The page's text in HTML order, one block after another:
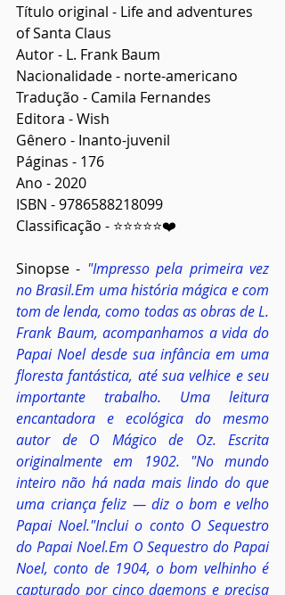
Título original - Life and adventures
of Santa Claus
Autor - L. Frank Baum
Nacionalidade - norte-americano
Tradução - Camila Fernandes
Editora - Wish
Gênero - Inanto-juvenil
Páginas - 176
Ano - 2020
ISBN - 9786588218099
Classificação - ⭐⭐⭐⭐⭐❤️
Sinopse - "Impresso pela primeira vez
no Brasil.Em uma história mágica e com
tom de lenda, como todas as obras de L.
Frank Baum, acompanhamos a vida do
Papai Noel desde sua infância em uma
floresta fantástica, até sua velhice e seu
importante trabalho. Uma leitura
encantadora e ecológica do mesmo
autor de O Mágico de Oz. Escrita
originalmente em 1902. "No mundo
inteiro não há nada mais lindo do que
uma criança feliz ― diz o bom e velho
Papai Noel."Inclui o conto O Sequestro
do Papai Noel.Em O Sequestro do Papai
Noel, conto de 1904, o bom velhinho é
capturado por cinco daemons e precisa